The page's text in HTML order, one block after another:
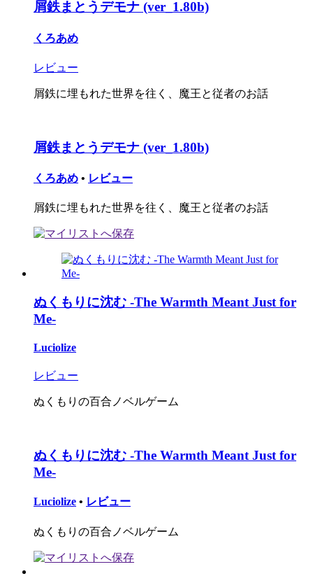
屑鉄まとうデモナ (ver_1.80b)
くろあめ
レビュー
屑鉄に埋もれた世界を往く、魔王と従者のお話
屑鉄まとうデモナ (ver_1.80b)
くろあめ • レビュー
屑鉄に埋もれた世界を往く、魔王と従者のお話
ぬくもりに沈む -The Warmth Meant Just for
Me-
Luciolize
レビュー
ぬくもりの百合ノベルゲーム
ぬくもりに沈む -The Warmth Meant Just for
Me-
Luciolize • レビュー
ぬくもりの百合ノベルゲーム